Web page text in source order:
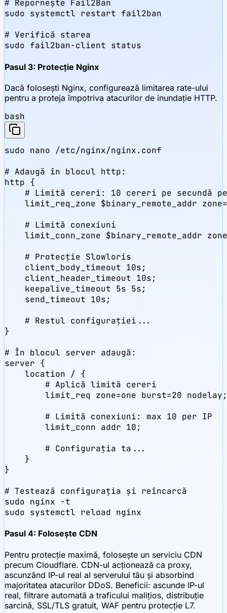
# Repornește Fail2Ban
sudo systemctl restart fail2ban
# Verifică starea
sudo fail2ban-client status
Pasul 3: Protecție Nginx
Dacă folosești Nginx, configurează limitarea rate-ului
pentru a proteja împotriva atacurilor de inundație HTTP.
bash
sudo nano /etc/nginx/nginx.conf
# Adaugă în blocul http:
http {
# Limită cereri: 10 cereri pe secundă
limit_req_zone $binary_remote_addr
    # Limită conexiuni
limit_conn_zone $binary_remote_addr
    # Protecție Slowloris
    client_body_timeout 10s;
    client_header_timeout 10s;
    keepalive_timeout 5s 5s;
    send_timeout 10s;
    # Restul configurației...
}
# În blocul server adaugă:
server {
    location / {
        # Aplică limită cereri
        limit_req zone=one burst=20 nodelay;
        # Limită conexiuni: max 10 per IP
        limit_conn addr 10;
        # Configurația ta...
    }
}
# Testează configurația și reîncarcă
sudo nginx -t
sudo systemctl reload nginx
Pasul 4: Folosește CDN
Pentru protecție maximă, folosește un serviciu CDN
precum Cloudflare. CDN-ul acționează ca proxy,
ascunzând IP-ul real al serverului tău și absorbind
majoritatea atacurilor DDoS. Beneficii: ascunde IP-ul
real, filtrare automată a traficului malițios, distribuție
sarcină, SSL/TLS gratuit, WAF pentru protecție L7.